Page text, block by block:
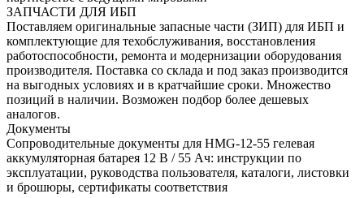
ЗАПЧАСТИ ДЛЯ ИБП
Поставляем оригинальные запасные части (ЗИП) для ИБП и
комплектующие для техобслуживания, восстановления
работоспособности, ремонта и модернизации оборудования
производителя. Поставка со склада и под заказ производится
на выгодных условиях и в кратчайшие сроки. Множество
позиций в наличии. Возможен подбор более дешевых
аналогов.
Документы
Сопроводительные документы для HMG-12-55 гелевая
аккумуляторная батарея 12 В / 55 Ач: инструкции по
эксплуатации, руководства пользователя, каталоги, листовки
и брошюры, сертификаты соответствия